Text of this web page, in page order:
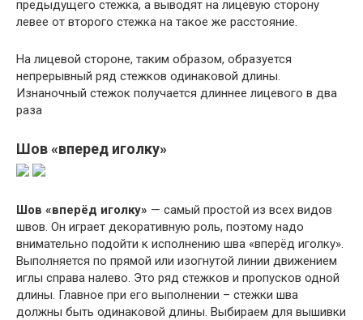
предыдущего стежка, а выводят на лицевую сторону
левее от второго стежка на такое же расстояние.
На лицевой стороне, таким образом, образуется
непрерывный ряд стежков одинаковой длины.
Изнаночный стежок получается длиннее лицевого в два
раза
Шов «вперед иголку»
Шов «вперёд иголку» — самый простой из всех видов
швов. Он играет декоративную роль, поэтому надо
внимательно подойти к исполнению шва «вперёд иголку».
Выполняется по прямой или изогнутой линии движением
иглы справа налево. Это ряд стежков и пропусков одной
длины. Главное при его выполнении – стежки шва
должны быть одинаковой длины. Выбираем для вышивки